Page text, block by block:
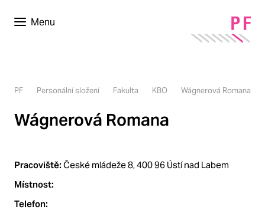
Menu
PF Personální složení Fakulta KBO Wágnerová Romana
Wágnerová Romana
Pracoviště: České mládeže 8, 400 96 Ústí nad Labem
Místnost:
Telefon: